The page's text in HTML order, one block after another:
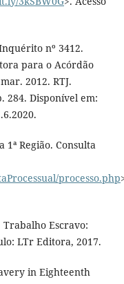
nº 3412.
para o Acórdão
2012. RTJ.
284. Disponível em:
Região. Consulta
processo.php
Trabalho Escravo:
LTr Editora, 2017.
in Eighteenth